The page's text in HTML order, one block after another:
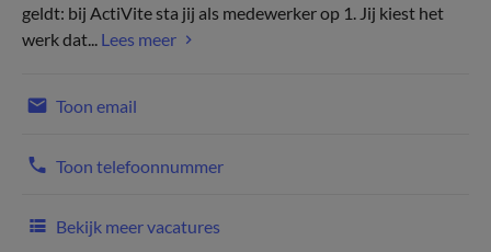
geldt: bij ActiVite sta jij als medewerker op 1. Jij kiest het
werk dat... Lees meer
Toon email
Toon telefoonnummer
Bekijk meer vacatures